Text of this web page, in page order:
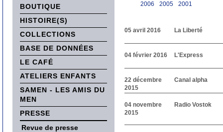
BOUTIQUE
HISTOIRE(S)
COLLECTIONS
BASE DE DONNÉES
LE CAFÉ
ATELIERS ENFANTS
SAMEN - LES AMIS DU
MEN
PRESSE
Revue de presse
2006
2005 2001
05 avril 2016 La Liberté
04 février 2016 L'Express
22 décembre
2015
Canal alpha
04 novembre
2015
Radio Vostok